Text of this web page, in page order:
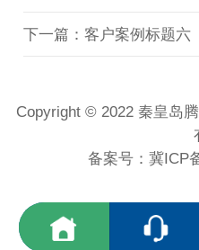
下一篇：客户案例标题六
Copyright © 2022 秦皇岛
备案号： 冀ICP